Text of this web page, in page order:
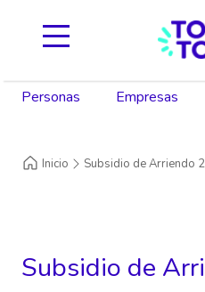
Personas Empresas
Inicio Subsidio de Arriendo
Subsidio de